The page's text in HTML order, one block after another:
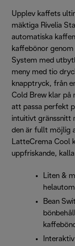
Upplev kaffets
mäktiga Rivelia
automatiska
kaffebönor
System med
meny med tio
knapptryck, från
Cold Brew klar på
att passa perfekt
intuitivt gränssnitt
den är fullt möjlig
LatteCrema Cool
uppfriskande,
Liten &
Bean